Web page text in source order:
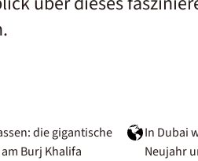
die gigantische
Burj Khalifa
In Dubai
Neujahr